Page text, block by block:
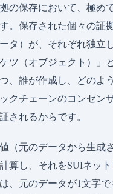
の保存において、極め
。保存された個々の証
タ）が、それぞれ独立
ツ（オブジェクト）」
、誰が作成し、どのよ
クチェーンのコンセン
されるからです。
（元のデータから生成
算し、それをSUIネッ
、元のデータが1文字